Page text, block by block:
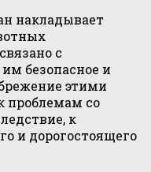
накладывает
с
безопасное и
этими
проблемам со
к
и дорогостоящего